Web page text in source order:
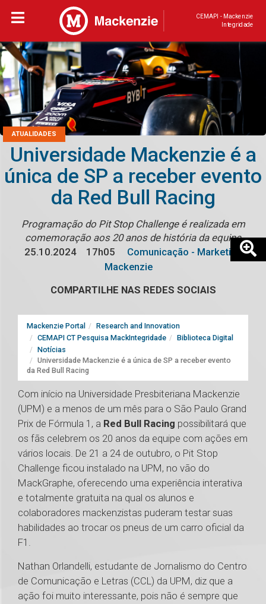
CEMAPI - Mackenzie
Integridade
ATUALIDADES
Universidade Mackenzie é a
única de SP a receber evento
da Red Bull Racing
Programação do Pit Stop Challenge é realizada em
comemoração aos 20 anos de história da equipe
25.10.2024
17h05
Comunicação - Marketing
Mackenzie
COMPARTILHE NAS REDES SOCIAIS
Mackenzie Portal
Research and Innovation
CEMAPI CT Pesquisa MackIntegridade
Biblioteca Digital
Notícias
Universidade Mackenzie é a única de SP a receber evento
da Red Bull Racing
Com início na Universidade Presbiteriana Mackenzie
(UPM) e a menos de um mês para o São Paulo Grand
Prix de Fórmula 1, a Red Bull Racing possibilitará que
os fãs celebrem os 20 anos da equipe com ações em
vários locais. De 21 a 24 de outubro, o Pit Stop
Challenge ficou instalado na UPM, no vão do
MackGraphe, oferecendo uma experiência interativa
e totalmente gratuita na qual os alunos e
colaboradores mackenzistas puderam testar suas
habilidades ao trocar os pneus de um carro oficial da
F1.
Nathan Orlandelli, estudante de Jornalismo do Centro
de Comunicação e Letras (CCL) da UPM, diz que a
ação foi muito interessante, pois não é sempre que